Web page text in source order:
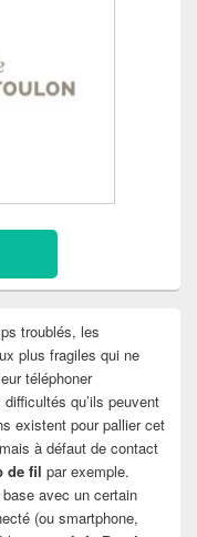
troublés, les
plus fragiles qui ne
téléphoner
qu’ils peuvent
existent pour pallier cet
à défaut de contact
de fil par exemple.
avec un certain
(ou smartphone,